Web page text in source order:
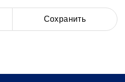
Сохранить